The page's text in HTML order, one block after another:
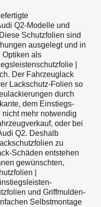
Q2-Modelle und
Schutzfolien sind
ausgelegt und in
Optiken als
|
Der Fahrzeuglack
Lackschutz-Folien so
durch
dem Einstiegs-
mehr notwendig
oder bei
Q2. Deshalb
zu
Schäden entstehen
gewünschten,
|
und Griffmulden-
Selbstmontage